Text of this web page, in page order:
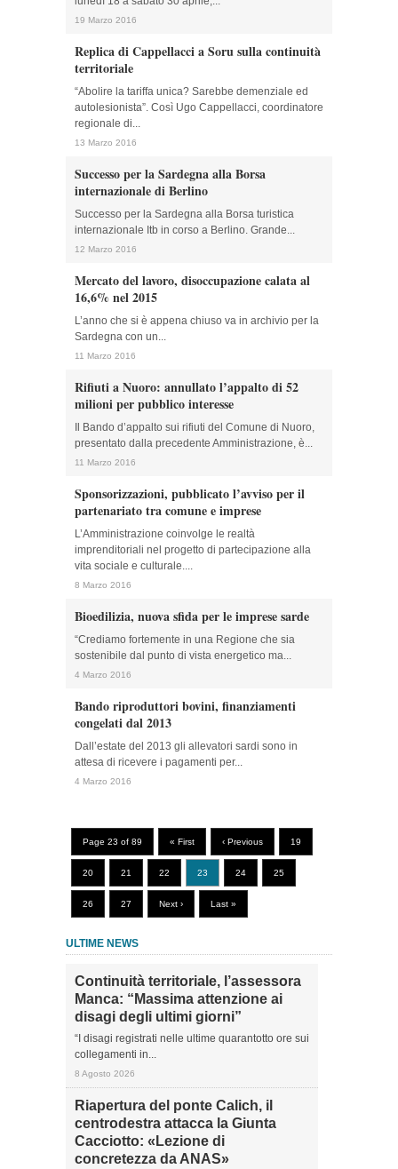
19 Marzo 2016
Replica di Cappellacci a Soru sulla continuità
territoriale
“Abolire la tariffa unica? Sarebbe demenziale ed
autolesionista”. Così Ugo Cappellacci, coordinatore
regionale di...
13 Marzo 2016
Successo per la Sardegna alla Borsa
internazionale di Berlino
Successo per la Sardegna alla Borsa turistica
internazionale Itb in corso a Berlino. Grande...
12 Marzo 2016
Mercato del lavoro, disoccupazione calata al
16,6% nel 2015
L’anno che si è appena chiuso va in archivio per la
Sardegna con un...
11 Marzo 2016
Rifiuti a Nuoro: annullato l’appalto di 52
milioni per pubblico interesse
Il Bando d’appalto sui rifiuti del Comune di Nuoro,
presentato dalla precedente Amministrazione, è...
11 Marzo 2016
Sponsorizzazioni, pubblicato l’avviso per il
partenariato tra comune e imprese
L’Amministrazione coinvolge le realtà
imprenditoriali nel progetto di partecipazione alla
vita sociale e culturale....
8 Marzo 2016
Bioedilizia, nuova sfida per le imprese sarde
“Crediamo fortemente in una Regione che sia
sostenibile dal punto di vista energetico ma...
4 Marzo 2016
Bando riproduttori bovini, finanziamenti
congelati dal 2013
Dall’estate del 2013 gli allevatori sardi sono in
attesa di ricevere i pagamenti per...
4 Marzo 2016
Page 23 of 89 « First ‹ Previous 19
20 21 22 23 24 25
26 27 Next › Last »
ULTIME NEWS
Continuità territoriale, l’assessora
Manca: “Massima attenzione ai
disagi degli ultimi giorni”
“I disagi registrati nelle ultime quarantotto ore sui
collegamenti in...
8 Agosto 2026
Riapertura del ponte Calich, il
centrodestra attacca la Giunta
Cacciotto: «Lezione di
concretezza da ANAS»